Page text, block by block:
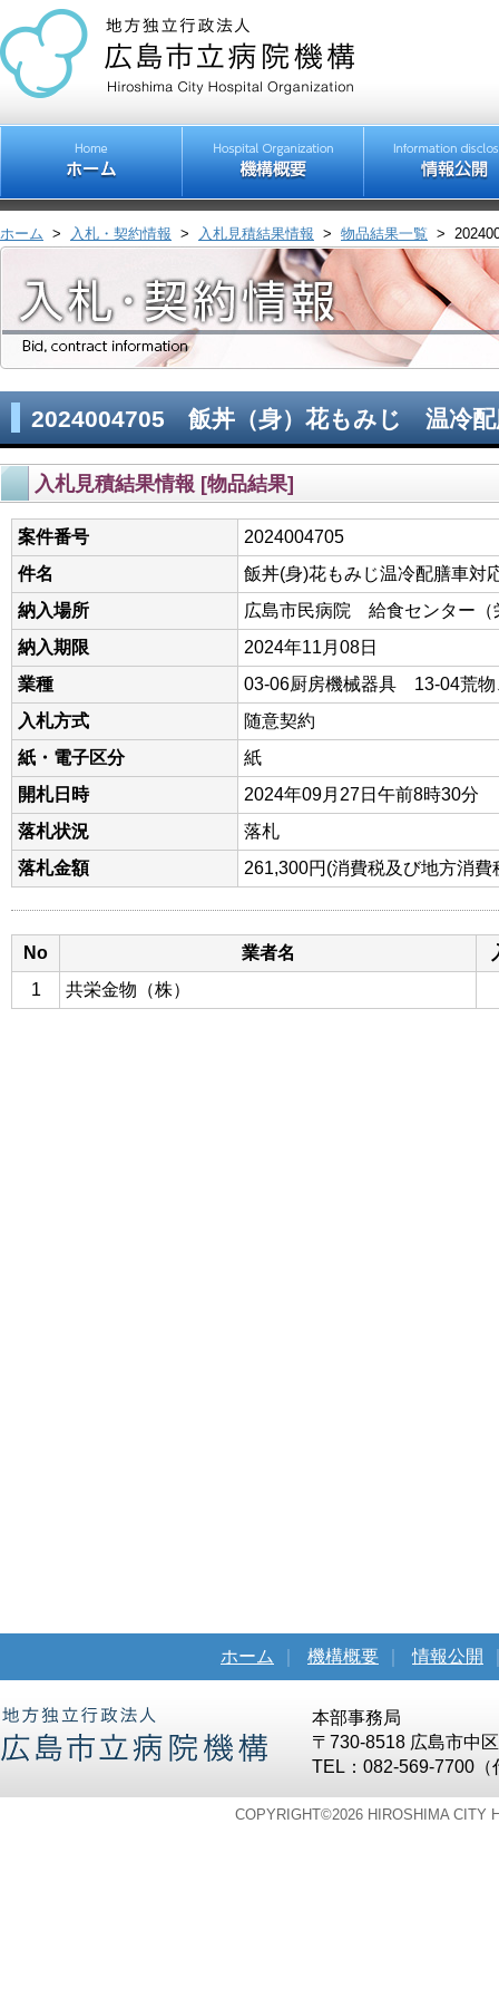
ホーム > 入札・契約情報 > 入札見積結果情報 > 物品結果一覧 >
2024004705 飯丼（身）花もみじ 温冷
入札見積結果情報 [物品結果]
案件番号
2024004705
件名
飯丼(身)花もみじ温冷配膳車
納入場所
広島市民病院 給食センター
納入期限
2024年11月08日
業種
03-06厨房機械器具 13-04荒物
入札方式
随意契約
紙・電子区分
紙
開札日時
2024年09月27日午前8時30分
落札状況
落札
落札金額
261,300円(消費税及び地方消費
No 業者名
1
共栄金物（株）
ホーム 機構概要 情報公開
本部事務局
〒730-8518 広島市中
TEL：082-569-7700
COPYRIGHT©2026 HIROSHIMA CITY